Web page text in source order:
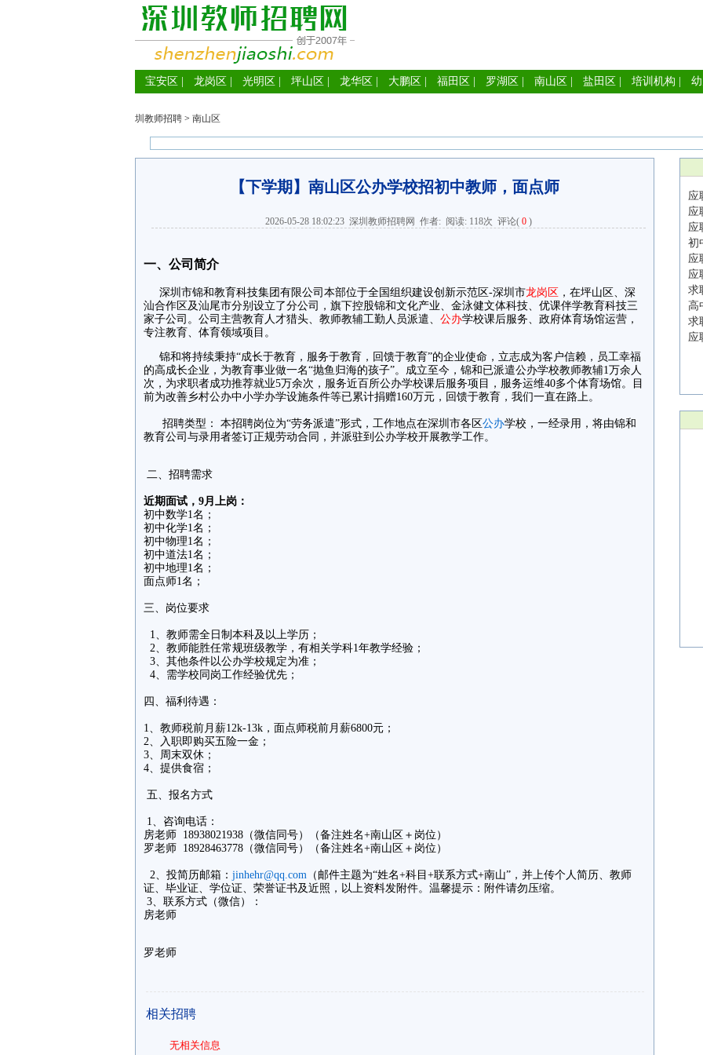
宝安区 龙岗区 光明区 坪山区 龙华区 大鹏区 福田区 罗湖区 南山区 盐田区 培训机构
圳教师招聘 > 南山区
【下学期】南山区公办学校招初中教师，面点师
2026-05-28 18:02:23 深圳教师招聘网 作者: 阅读: 118次 评论( 0 )
一、公司简介
深圳市锦和教育科技集团有限公司本部位于全国组织建设创新示范区-深圳市龙岗区 ，在坪山区、深
汕合作区及汕尾市分别设立了分公司，旗下控股锦和文化产业、金泳健文体科技、优课伴学教育科技三
家子公司。公司主营教育人才猎头、教师教辅工勤人员派遣、 公办学校课后服务、政府体育场馆运营，
专注教育、体育领域项目。
锦和将持续秉持“成长于教育，服务于教育，回馈于教育”的企业使命，立志成为客户信赖，员工幸福
的高成长企业，为教育事业做一名“抛鱼归海的孩子”。成立至今，锦和已派遣公办学校教师教辅1万余人
次，为求职者成功推荐就业5万余次，服务近百所公办学校课后服务项目，服务运维40多个体育场馆。目
前为改善乡村公办中小学办学设施条件等已累计捐赠160万元，回馈于教育，我们一直在路上。
招聘类型： 本招聘岗位为“劳务派遣”形式，工作地点在深圳市各区公办学校，一经录用，将由锦和
教育公司与录用者签订正规劳动合同，并派驻到公办学校开展教学工作。
二、招聘需求
近期面试，9月上岗：
初中数学1名；
初中化学1名；
初中物理1名；
初中道法1名；
初中地理1名；
面点师1名；
三、岗位要求
1、教师需全日制本科及以上学历；
2、教师能胜任常规班级教学，有相关学科1年教学经验；
3、其他条件以公办学校规定为准；
4、需学校同岗工作经验优先；
四、福利待遇：
1、教师税前月薪12k-13k，面点师税前月薪6800元；
2、入职即购买五险一金；
3、周末双休；
4、提供食宿；
五、报名方式
1、咨询电话：
房老师 18938021938（微信同号）（备注姓名+南山区＋岗位）
罗老师 18928463778（微信同号）（备注姓名+南山区＋岗位）
2、投简历邮箱： jinhehr@qq.com （邮件主题为“姓名+科目+联系方式+南山”，并上传个人简历、教师
证、毕业证、学位证、荣誉证书及近照，以上资料发附件。温馨提示：附件请勿压缩。
3、联系方式（微信）：
房老师
罗老师
相关招聘
无相关信息
应
应
应
初
应
应
求
高
求
应